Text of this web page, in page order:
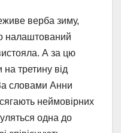
верба зиму,
налаштований
А за цю
на третину від
словами Анни
неймовірних
одна до